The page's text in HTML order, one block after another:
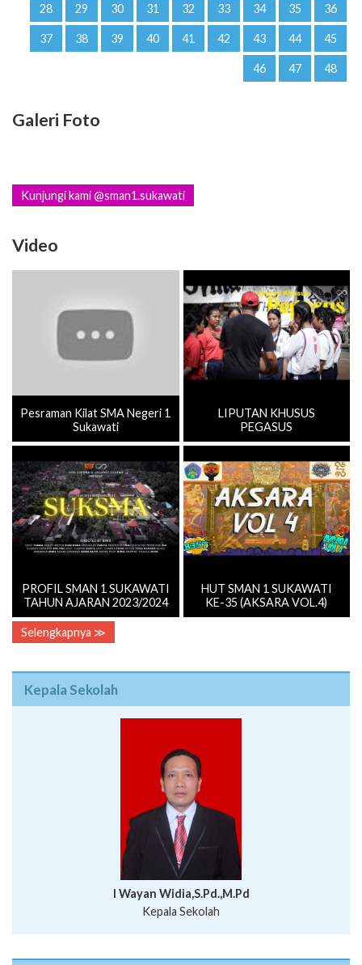
28 29 30 31 32 33 34 35 36
37 38 39 40 41 42 43 44 45
46 47 48
Galeri Foto
Kunjungi kami @sman1.sukawati
Video
Pesraman Kilat SMA Negeri 1
Sukawati
LIPUTAN KHUSUS
PEGASUS
PROFIL SMAN 1 SUKAWATI
TAHUN AJARAN 2023/2024
HUT SMAN 1 SUKAWATI
KE-35 (AKSARA VOL.4)
Selengkapnya ≫
Kepala Sekolah
I Wayan Widia,S.Pd.,M.Pd
Kepala Sekolah